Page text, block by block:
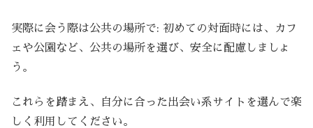
実際に会う際は公共の場所で: 初めての対面時には、カフ
ェや公園など、公共の場所を選び、安全に配慮しましょ
う。
これらを踏まえ、自分に合った出会い系サイトを選んで楽
しく利用してください。